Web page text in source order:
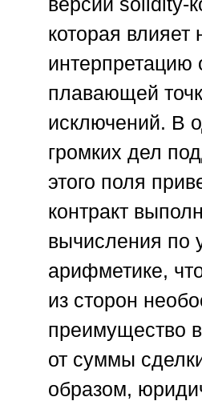
которая влияет
интерпретацию
плавающей
исключений. В
громких дел
этого поля
контракт
вычисления по
арифметике,
из сторон
преимущество
от суммы
образом,